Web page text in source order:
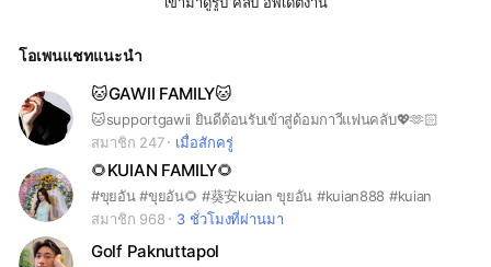
โอเพนแชทแนะนำ
🐱GAWII FAMILY🐱
🐱supportgawii ยินดีต้อนรับเข้าสู่ด้อมกาวีแฟนคลับ💖🫶🏻
สมาชิก 247
เมื่อสักครู่
🌻KUIAN FAMILY🌻
#ขุยอัน #ขุยอัน🌻 #葵安kuian ขุยอัน #kuian888 #kuian
สมาชิก 968
3 ชั่วโมงที่ผ่านมา
Golf Paknuttapol